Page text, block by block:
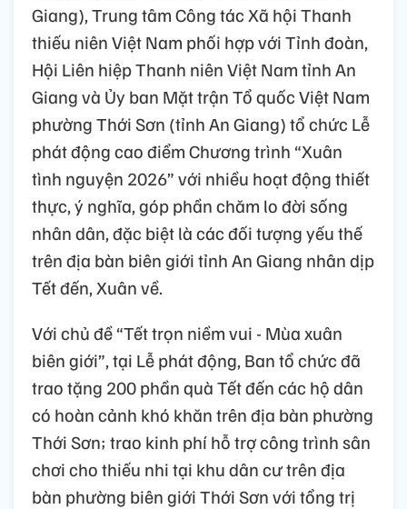
Giang), Trung tâm Công tác Xã hội Thanh
thiếu niên Việt Nam phối hợp với Tỉnh đoàn,
Hội Liên hiệp Thanh niên Việt Nam tỉnh An
Giang và Ủy ban Mặt trận Tổ quốc Việt Nam
phường Thới Sơn (tỉnh An Giang) tổ chức Lễ
phát động cao điểm Chương trình “Xuân
tình nguyện 2026” với nhiều hoạt động thiết
thực, ý nghĩa, góp phần chăm lo đời sống
nhân dân, đặc biệt là các đối tượng yếu thế
trên địa bàn biên giới tỉnh An Giang nhân dịp
Tết đến, Xuân về.
Với chủ đề “Tết trọn niềm vui - Mùa xuân
biên giới”, tại Lễ phát động, Ban tổ chức đã
trao tặng 200 phần quà Tết đến các hộ dân
có hoàn cảnh khó khăn trên địa bàn phường
Thới Sơn; trao kinh phí hỗ trợ công trình sân
chơi cho thiếu nhi tại khu dân cư trên địa
bàn phường biên giới Thới Sơn với tổng trị